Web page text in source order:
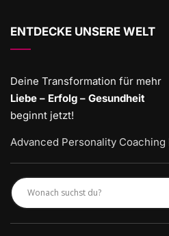
ENTDECKE UNSERE WELT
Deine Transformation für mehr
Liebe – Erfolg – Gesundheit
beginnt jetzt!
Advanced Personality